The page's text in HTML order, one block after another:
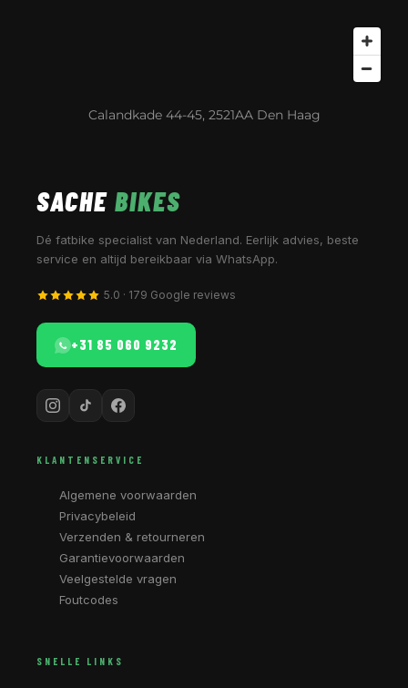
Calandkade 44-45, 2521AA Den Haag
SACHE BIKES
Dé fatbike specialist van Nederland. Eerlijk advies, beste
service en altijd bereikbaar via WhatsApp.
5.0 · 179 Google reviews
+31 85 060 9232
KLANTENSERVICE
Algemene voorwaarden
Privacybeleid
Verzenden & retourneren
Garantievoorwaarden
Veelgestelde vragen
Foutcodes
SNELLE LINKS